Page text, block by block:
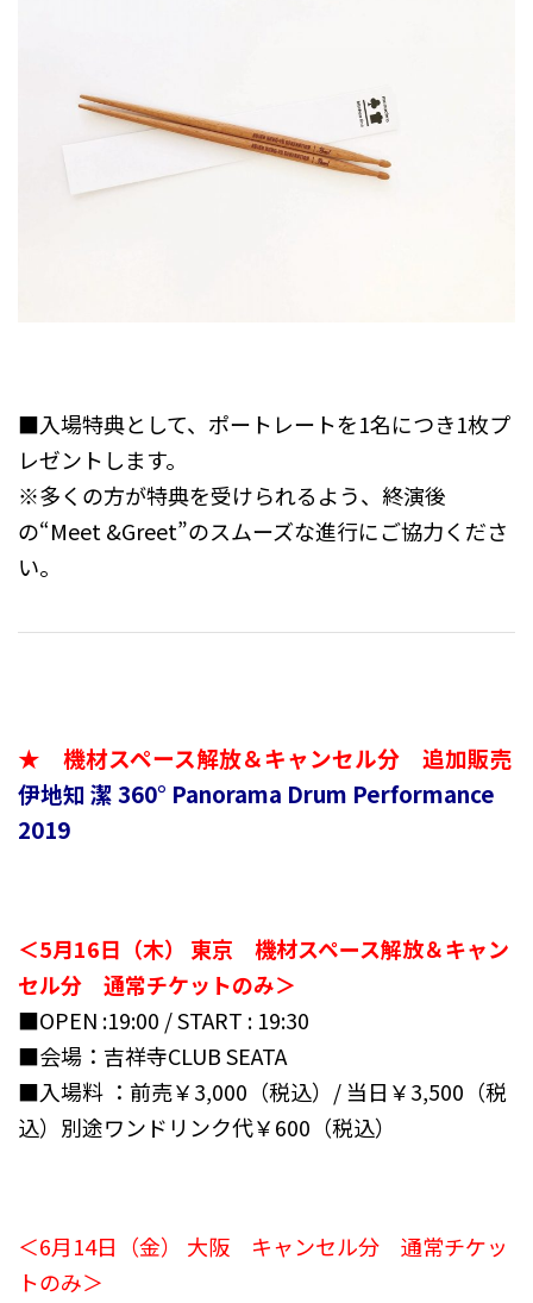
■入場特典として、ポートレートを1名につき1枚プ
レゼントします。
※多くの方が特典を受けられるよう、終演後
の“Meet &Greet”のスムーズな進行にご協力くださ
い。
★ 機材スペース解放＆キャンセル分 追加販売
伊地知 潔 360° Panorama Drum Performance
2019
＜5月16日（木） 東京 機材スペース解放＆キャン
セル分 通常チケットのみ＞
■OPEN :19:00 / START : 19:30
■会場：吉祥寺CLUB SEATA
■入場料 ：前売￥3,000（税込）/ 当日￥3,500（税
込）別途ワンドリンク代￥600（税込）
＜6月14日（金） 大阪 キャンセル分 通常チケッ
トのみ＞